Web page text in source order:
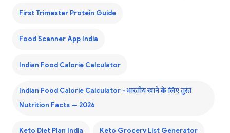
First Trimester Protein Guide
Food Scanner App India
Indian Food Calorie Calculator
Indian Food Calorie Calculator - भारतीय खाने के लिए तुरंत
Nutrition Facts — 2026
Keto Diet Plan India Keto Grocery List Generator